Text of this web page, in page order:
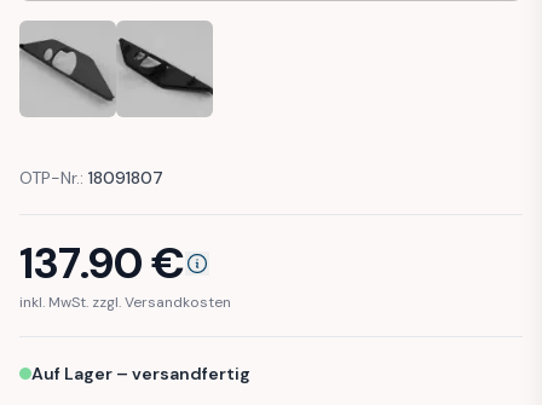
BMW E34 REAR WIPER MOTOR COVER CAP (51498120607)
BMW E34 REAR WIPER MOTOR COVER CAP
OTP-Nr.: 18091807
137.90€
inkl. MwSt. zzgl. Versandkosten
Auf Lager – versandfertig